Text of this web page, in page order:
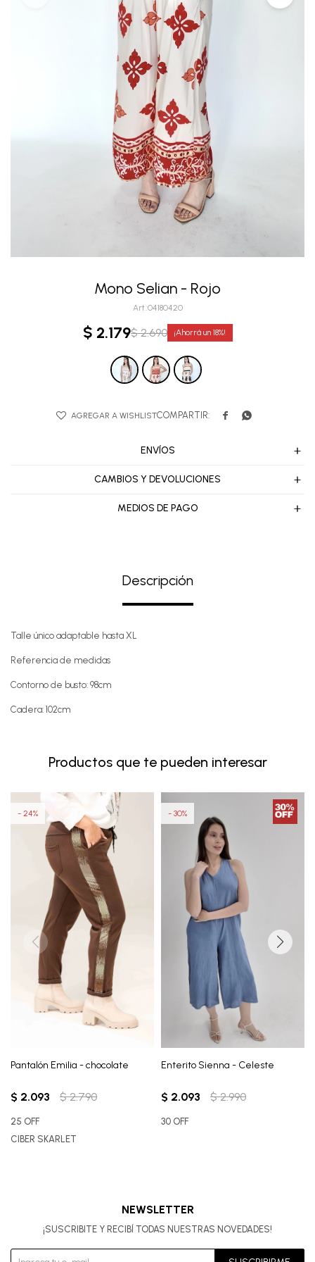
Mono Selian - Rojo
04180420
$ 2.179$ 2.690 18
 
ENVÍOS
CAMBIOS Y DEVOLUCIONES
MEDIOS DE PAGO
Descripción
Talle único adaptable hasta XL
Referencia de medidas
Contorno de busto: 98cm
Cadera: 102cm
Productos que te pueden interesar
Pantalón Emilia - chocolate
$ 2.093 $ 2.790
24
25 OFF
CIBER SKARLET
Enterito Sienna - Celeste
$ 2.093 $ 2.990
30
30 OFF
NEWSLETTER
¡SUSCRIBITE Y RECIBÍ TODAS NUESTRAS NOVEDADES!